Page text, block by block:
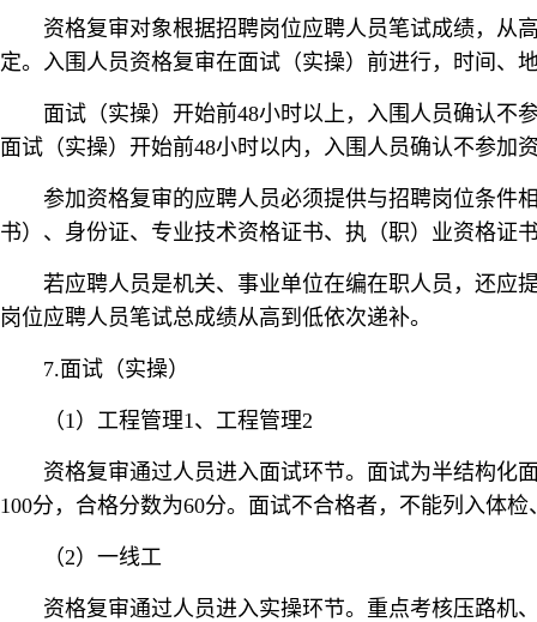
资格复审对象根据招聘岗位应聘人员笔试成绩，从
定。入围人员资格复审在面试（实操）前进行，时间、
面试（实操）开始前48小时以上，入围人员确认不
面试（实操）开始前48小时以内，入围人员确认不参加
参加资格复审的应聘人员必须提供与招聘岗位条件
书）、身份证、专业技术资格证书、执（职）业资格证
若应聘人员是机关、事业单位在编在职人员，还应
岗位应聘人员笔试总成绩从高到低依次递补。
7.面试（实操）
（1）工程管理1、工程管理2
资格复审通过人员进入面试环节。面试为半结构化
100分，合格分数为60分。面试不合格者，不能列入体
（2）一线工
资格复审通过人员进入实操环节。重点考核压路机